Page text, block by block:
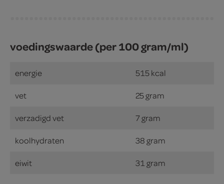
voedingswaarde (per 100 gram/ml)
energie 515 kcal
vet 25 gram
verzadigd vet 7 gram
koolhydraten 38 gram
eiwit 31 gram